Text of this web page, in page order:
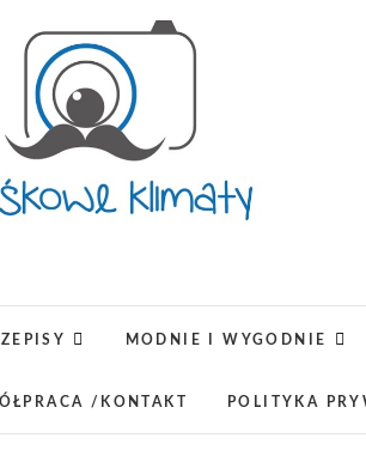
klimaty-
ZABAWA POŁĄCZONA Z
MODNIE I WYGODNIE
/KONTAKT POLITYKA